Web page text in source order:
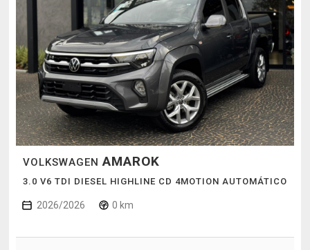
VOLKSWAGENAMAROK
3.0 V6 TDI DIESEL HIGHLINE CD 4MOTION AUTOMÁTICO
2026/2026 0 km